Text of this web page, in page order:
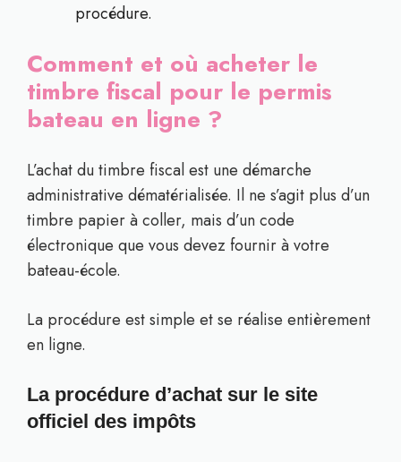
procédure.
Comment et où acheter le
timbre fiscal pour le permis
bateau en ligne ?
L’achat du timbre fiscal est une démarche
administrative dématérialisée. Il ne s’agit plus d’un
timbre papier à coller, mais d’un code
électronique que vous devez fournir à votre
bateau-école.
La procédure est simple et se réalise entièrement
en ligne.
La procédure d’achat sur le site
officiel des impôts